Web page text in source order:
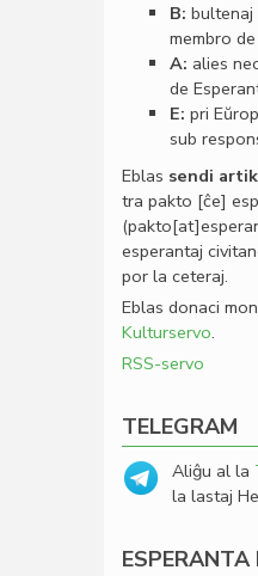
B: bultenaj
membro
A: alies
de
E: pri
sub
Eblas sendi
tra pakto [ĉe]
esperantaj
por la ceteraj.
Eblas donaci
Kulturservo.
RSS-servo
TELEGRAM
Aliĝu al la
la lastaj
ESPERANTA